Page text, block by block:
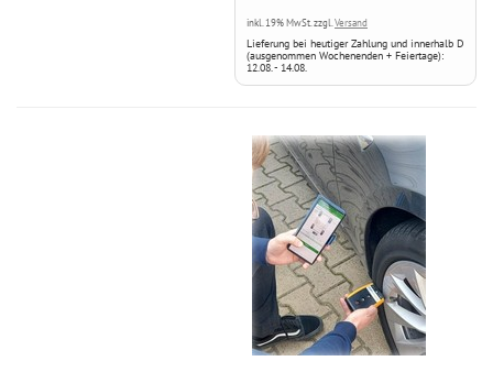
inkl. 19% MwSt. zzgl. Versand
Lieferung bei heutiger Zahlung und innerhalb D
(ausgenommen Wochenenden + Feiertage):
12.08. - 14.08.